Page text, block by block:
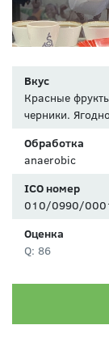
Вкус
Красные
черники.
Обработка
anaerobic
ICO номер
010/0990/
Оценка
Q: 86